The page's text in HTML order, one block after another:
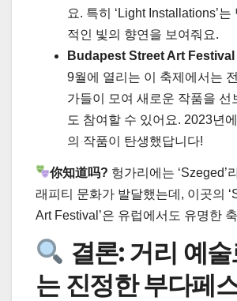
요. 특히 ‘Light Installations’
적인 빛의 향연을 보여줘요.
Budapest Street Art Festival
9월에 열리는 이 축제에서는
가들이 모여 새로운 작품을 선
도 참여할 수 있어요. 2023년
의 작품이 탄생했답니다!
你知道吗? 헝가리에는 ‘Szeged’
래피티 문화가 발달했는데, 이곳의
Art Festival’은 유럽에서도 유명한
결론: 거리 예
는 진정한 부다페